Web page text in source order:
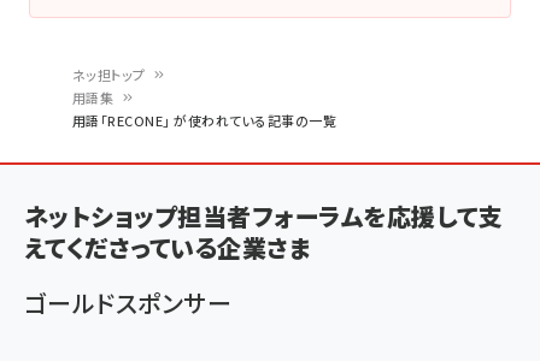
ン
く
ず
ネッ担トップ
用語集
用語「RECONE」 が使われている記事の一覧
ネットショップ担当者フォーラムを応援して支
えてくださっている企業さま
ゴールドスポンサー